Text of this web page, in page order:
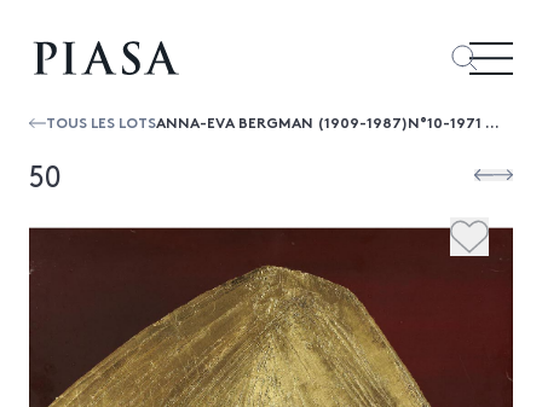
TOUS LES LOTS ANNA-EVA BERGMAN (1909-1987)N°10-1971 NUNATAK OR II, 1971
50